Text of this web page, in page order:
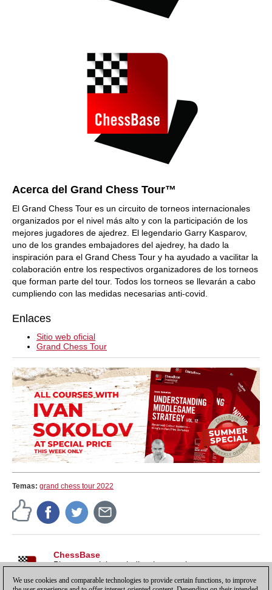
Acerca del Grand Chess Tour™
El Grand Chess Tour es un circuito de torneos internacionales
organizados por el nivel más alto y con la participación de los
mejores jugadores de ajedrez. El legendario Garry Kasparov,
uno de los grandes embajadores del ajedrey, ha dado la
inspiración para el Grand Chess Tour y ha ayudado a vacilitar la
colaboración entre los respectivos organizadores de los torneos
que forman parte del tour. Todos los torneos se llevarán a cabo
cumpliendo con las medidas necesarias anti-covid.
Enlaces
Sitio web oficial
Grand Chess Tour
Temas: grand chess tour 2022
ChessBase
Pistas, tutoriales e indicaciones sobre nuestros
We use cookies and comparable technologies to provide certain functions, to improve